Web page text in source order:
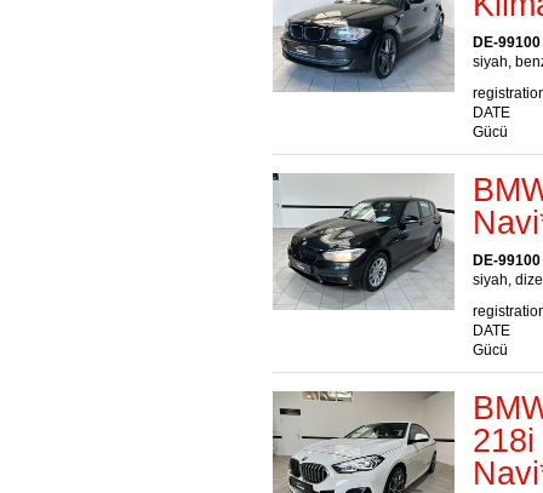
DE-
siyah,
DATE
Gücü
DE-
siyah,
DATE
Gücü